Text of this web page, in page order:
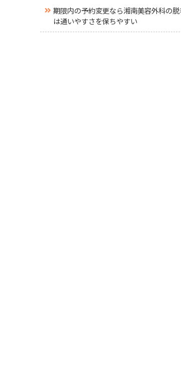
期限内の予約変更なら湘南美容外科の
は通いやすさを保ちやすい